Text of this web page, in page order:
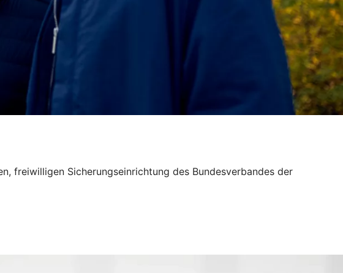
freiwilligen Sicherungseinrichtung des Bundesverbandes der